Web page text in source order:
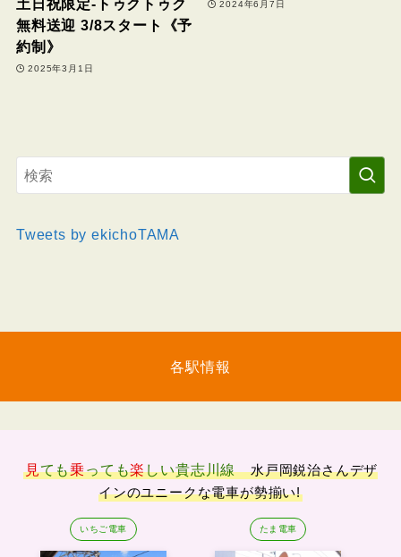
土日祝限定-トゥクトゥク
無料送迎 3/8スタート《予
約制》
2025年3月1日
2024年6月7日
Tweets by ekichoTAMA
各駅情報
見ても乗っても楽しい貴志川線
水戸岡鋭治さんデザ
インのユニークな電車が勢揃い!
いちご電車 たま電車